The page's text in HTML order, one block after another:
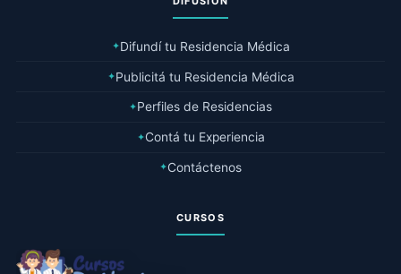
✦Difundí tu Residencia Médica
✦Publicitá tu Residencia Médica
✦Perfiles de Residencias
✦Contá tu Experiencia
✦Contáctenos
CURSOS